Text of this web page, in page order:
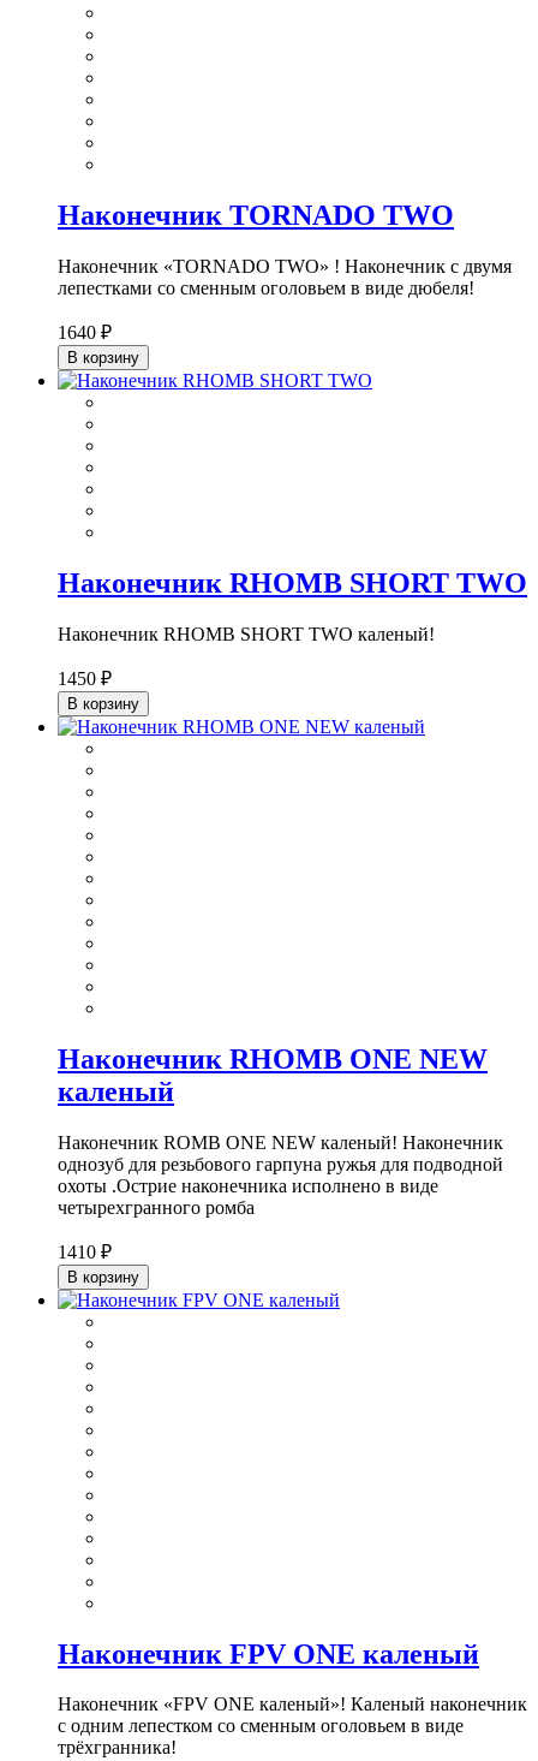
Наконечник TORNADO TWO
Наконечник «TORNADO TWO» ! Наконечник с двумя
лепестками со сменным оголовьем в виде дюбеля!
1640 ₽
В корзину
Наконечник RHOMB SHORT TWO
Наконечник RHOMB SHORT TWO каленый!
1450 ₽
В корзину
Наконечник RHOMB ONE NEW
каленый
Наконечник ROMB ONE NEW каленый! Наконечник
однозуб для резьбового гарпуна ружья для подводной
охоты .Острие наконечника исполнено в виде
четырехгранного ромба
1410 ₽
В корзину
Наконечник FPV ONE каленый
Наконечник «FPV ONE каленый»! Каленый наконечник
с одним лепестком со сменным оголовьем в виде
трёхгранника!